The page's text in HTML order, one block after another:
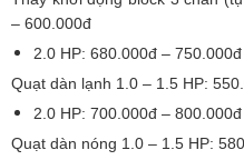
– 600.000đ
2.0 HP: 680.000đ – 750.000đ
Quạt dàn lạnh 1.0 – 1.5 HP:
2.0 HP: 700.000đ – 800.000đ
Quạt dàn nóng 1.0 – 1.5 HP: